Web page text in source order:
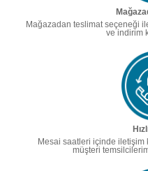
Mağazadan teslimat seçeneği
ve indirim
Mesai saatleri içinde iletişim
müşteri